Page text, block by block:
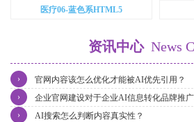
医疗06-蓝色系HTML5
资讯中心 News
官网内容该怎么优化才能被AI优先引用？
›
企业官网建设对于企业AI信息转化品牌推
›
AI搜索怎么判断内容真实性？
›